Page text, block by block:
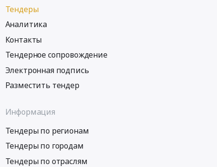
Тендеры
Аналитика
Контакты
Тендерное сопровождение
Электронная подпись
Разместить тендер
Информация
Тендеры по регионам
Тендеры по городам
Тендеры по отраслям